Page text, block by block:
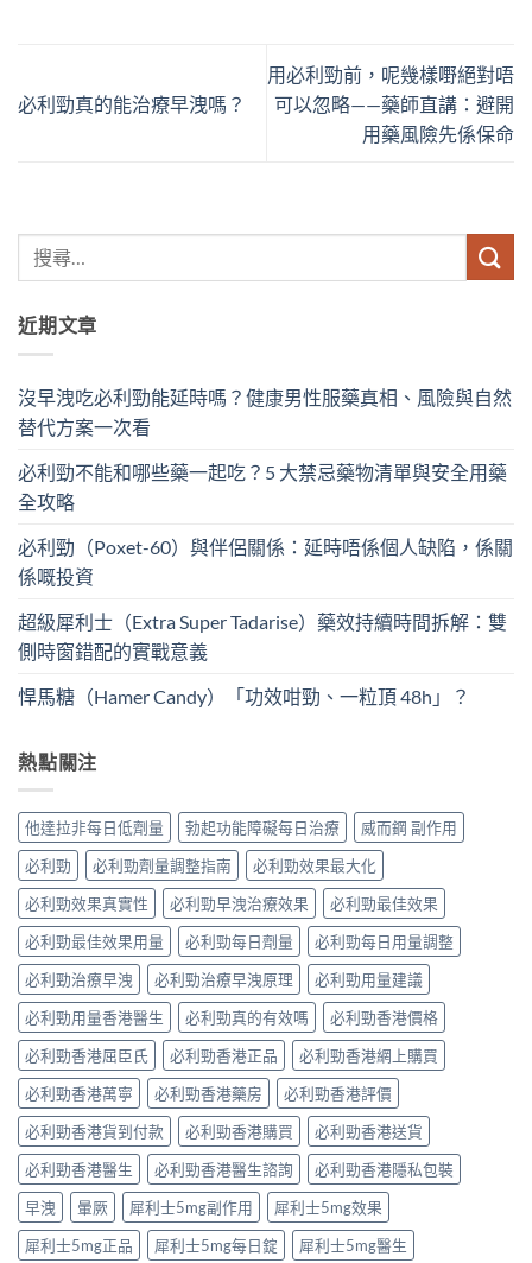
必利勁真的能治療早洩嗎？
用必利勁前，呢幾樣嘢絕對唔
可以忽略——藥師直講：避開
用藥風險先係保命
近期文章
沒早洩吃必利勁能延時嗎？健康男性服藥真相、風險與自然
替代方案一次看
必利勁不能和哪些藥一起吃？5 大禁忌藥物清單與安全用藥
全攻略
必利勁（Poxet-60）與伴侶關係：延時唔係個人缺陷，係關
係嘅投資
超級犀利士（Extra Super Tadarise）藥效持續時間拆解：雙
側時窗錯配的實戰意義
悍馬糖（Hamer Candy）「功效咁勁、一粒頂 48h」？
熱點關注
他達拉非每日低劑量 勃起功能障礙每日治療
威而鋼 副作用
必利勁
必利勁劑量調整指南
必利勁效果最大化
必利勁效果真實性
必利勁早洩治療效果
必利勁最佳效果
必利勁最佳效果用量
必利勁每日劑量
必利勁每日用量調整
必利勁治療早洩
必利勁治療早洩原理
必利勁用量建議
必利勁用量香港醫生
必利勁真的有效嗎
必利勁香港價格
必利勁香港屈臣氏
必利勁香港正品
必利勁香港網上購買
必利勁香港萬寧
必利勁香港藥房
必利勁香港評價
必利勁香港貨到付款
必利勁香港購買
必利勁香港送貨
必利勁香港醫生
必利勁香港醫生諮詢
必利勁香港隱私包裝
早洩
暈厥 犀利士5mg副作用
犀利士5mg效果
犀利士5mg正品
犀利士5mg每日錠 犀利士5mg醫生